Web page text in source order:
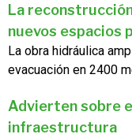
La
nuevos espacios
La obra hidráulica
evacuación en 2400
Advierten sobre
infraestructura